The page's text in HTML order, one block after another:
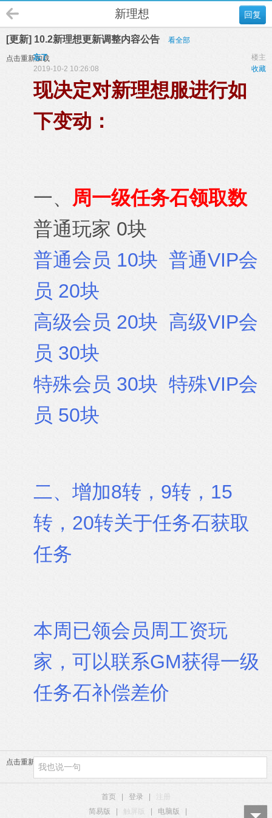
回复
新理想
[更新] 10.2新理想更新调整内容公告 看全部
点击重新加载 楼主
忘了
收藏
2019-10-2 10:26:08
现决定对新理想服进行如
下变动：
一、 周一级任务石领取数
普通玩家 0块
普通会员 10块 普通VIP会
员 20块
高级会员 20块 高级VIP会
员 30块
特殊会员 30块 特殊VIP会
员 50块
二、增加8转，9转，15
转，20转关于任务石获取
任务
本周已领会员周工资玩
家，可以联系GM获得一级
任务石补偿差价
点击重新加载
首页 登录
简易版
触屏版 电脑版